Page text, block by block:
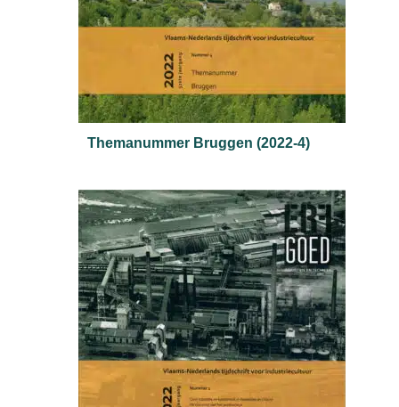
Themanummer Bruggen (2022-4)